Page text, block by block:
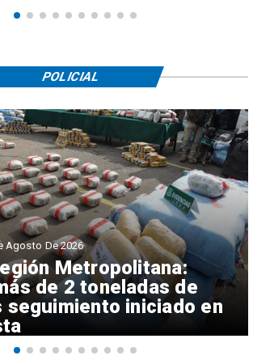
Metropolitana:
de 2 toneladas de
seguimiento iniciado en
Agosto De 2026
POLICIAL